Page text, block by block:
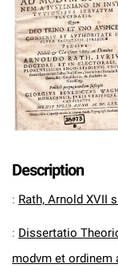
Description
: Rath, Arnold XVII
: Dissertatio
modvm et ordinem